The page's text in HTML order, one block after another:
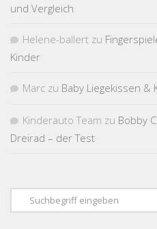
und Vergleich
Helene-ballert zu
Kinder
Marc zu Baby Liegekissen &
Kinderauto Team zu Bobby
Dreirad – der Test